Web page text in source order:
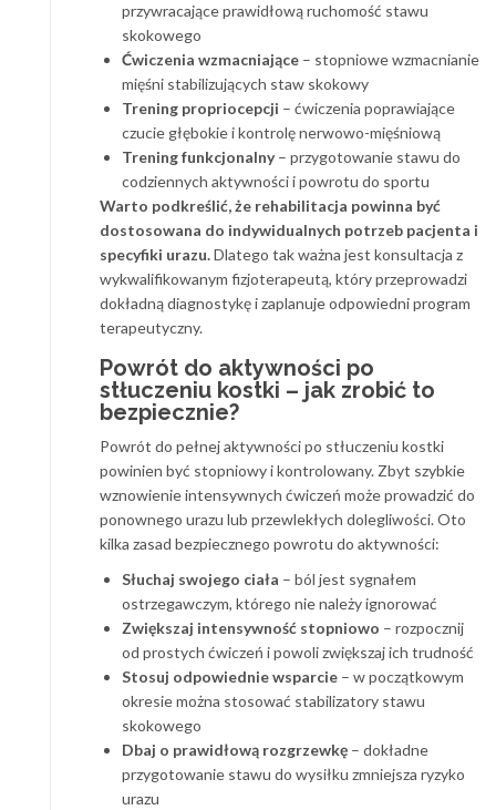
przywracające prawidłową ruchomość stawu
skokowego
Ćwiczenia wzmacniające – stopniowe wzmacnianie
mięśni stabilizujących staw skokowy
Trening propriocepcji – ćwiczenia poprawiające
czucie głębokie i kontrolę nerwowo-mięśniową
Trening funkcjonalny– przygotowanie stawu do
codziennych aktywności i powrotu do sportu
Warto podkreślić, że rehabilitacja powinna być
dostosowana do indywidualnych potrzeb pacjenta i
specyfiki urazu.Dlatego tak ważna jest konsultacja z
wykwalifikowanym fizjoterapeutą, który przeprowadzi
dokładną diagnostykę i zaplanuje odpowiedni program
terapeutyczny.
Powrót do aktywności po
stłuczeniu kostki – jak zrobić to
bezpiecznie?
Powrót do pełnej aktywności po stłuczeniu kostki
powinien być stopniowy i kontrolowany. Zbyt szybkie
wznowienie intensywnych ćwiczeń może prowadzić do
ponownego urazu lub przewlekłych dolegliwości. Oto
kilka zasad bezpiecznego powrotu do aktywności:
Słuchaj swojego ciała – ból jest sygnałem
ostrzegawczym, którego nie należy ignorować
Zwiększaj intensywność stopniowo – rozpocznij
od prostych ćwiczeń i powoli zwiększaj ich trudność
Stosuj odpowiednie wsparcie – w początkowym
okresie można stosować stabilizatory stawu
skokowego
Dbaj o prawidłową rozgrzewkę – dokładne
przygotowanie stawu do wysiłku zmniejsza ryzyko
urazu